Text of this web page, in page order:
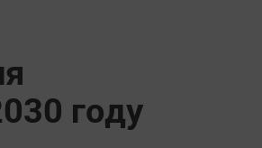
году